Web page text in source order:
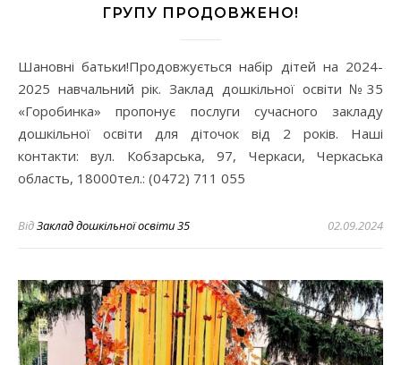
ГРУПУ ПРОДОВЖЕНО!
Шановні батьки!Продовжується набір дітей на 2024-
2025 навчальний рік. Заклад дошкільної освіти №35
«Горобинка» пропонує послуги сучасного закладу
дошкільної освіти для діточок від 2 років. Наші
контакти: вул. Кобзарська, 97, Черкаси, Черкаська
область, 18000тел.: (0472) 711 055
ВідЗаклад дошкільної освіти 35 02.09.2024